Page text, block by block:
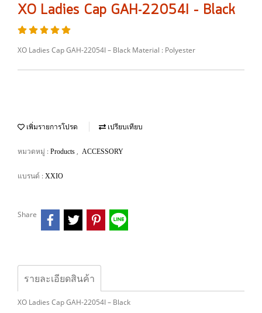
XO Ladies Cap GAH-22054I – Black
XO Ladies Cap GAH-22054I – Black Material : Polyester
เพิ่มรายการโปรด เปรียบเทียบ
หมวดหมู่ : Products , ACCESSORY
แบรนด์ : XXIO
Share
รายละเอียดสินค้า
XO Ladies Cap GAH-22054I – Black